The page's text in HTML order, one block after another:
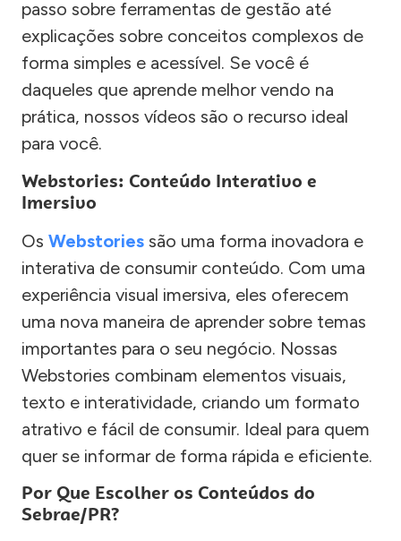
passo sobre ferramentas de gestão até
explicações sobre conceitos complexos de
forma simples e acessível. Se você é
daqueles que aprende melhor vendo na
prática, nossos vídeos são o recurso ideal
para você.
Webstories: Conteúdo Interativo e
Imersivo
Os Webstories são uma forma inovadora e
interativa de consumir conteúdo. Com uma
experiência visual imersiva, eles oferecem
uma nova maneira de aprender sobre temas
importantes para o seu negócio. Nossas
Webstories combinam elementos visuais,
texto e interatividade, criando um formato
atrativo e fácil de consumir. Ideal para quem
quer se informar de forma rápida e eficiente.
Por Que Escolher os Conteúdos do
Sebrae/PR?